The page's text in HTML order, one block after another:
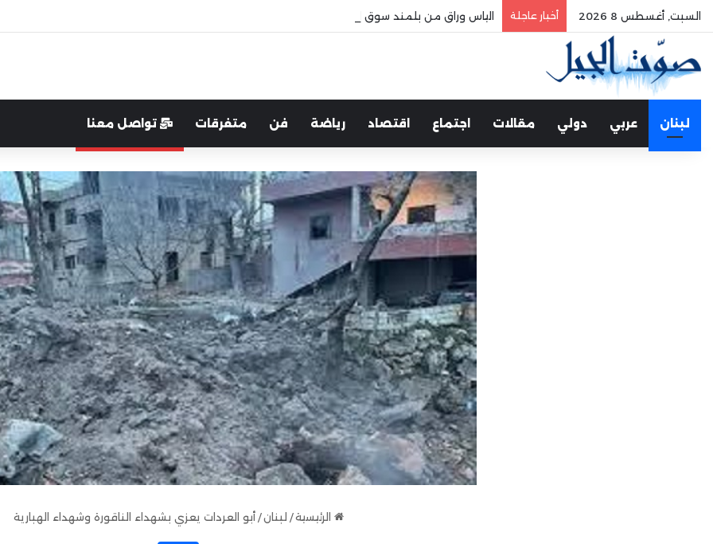
السبت, أغسطس 8 2026 أخبار عاجلة الياس وراق من بلمند سوق الغرب:لتعزيز التواصل والشراكة مع المجتمع المحلي
لبنان عربي دولي مقالات اجتماع اقتصاد رياضة فن متفرقات تواصل معنا
الرئيسية / لبنان / أبو العردات يعزي بشهداء الناقورة وشهداء الهبارية